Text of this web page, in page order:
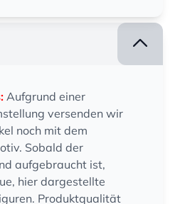
Aufgrund einer
versenden wir
noch mit dem
Sobald der
aufgebraucht ist,
hier dargestellte
Produktqualität